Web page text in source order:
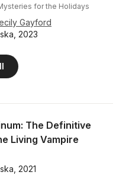
for the Holidays
Gayford
2023
The Definitive
Living Vampire
2021